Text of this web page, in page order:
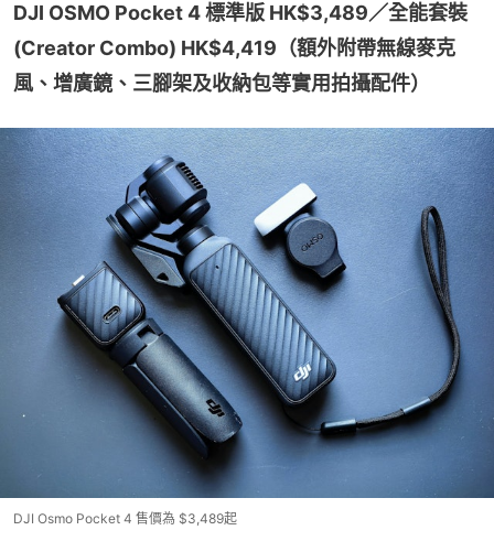
DJI OSMO Pocket 4 標準版 HK$3,489／全能套裝
(Creator Combo) HK$4,419（額外附帶無線麥克
風、增廣鏡、三腳架及收納包等實用拍攝配件）
DJI Osmo Pocket 4 售價為 $3,489起